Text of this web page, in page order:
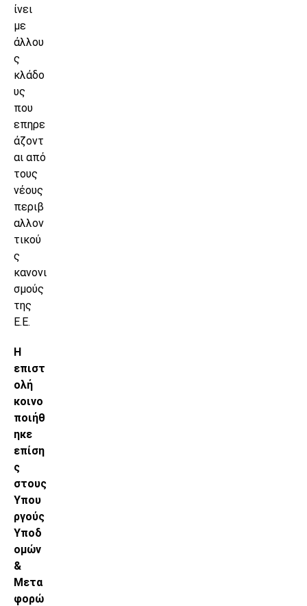
ίνει
με
άλλου
ς
κλάδο
υς
που
επηρε
άζοντ
αι από
τους
νέους
περιβ
αλλον
τικού
ς
κανονι
σμούς
της
Ε.Ε.
Η
επιστ
ολή
κοινο
ποιήθ
ηκε
επίση
ς
στους
Υπου
ργούς
Υποδ
ομών
&
Μετα
φορώ